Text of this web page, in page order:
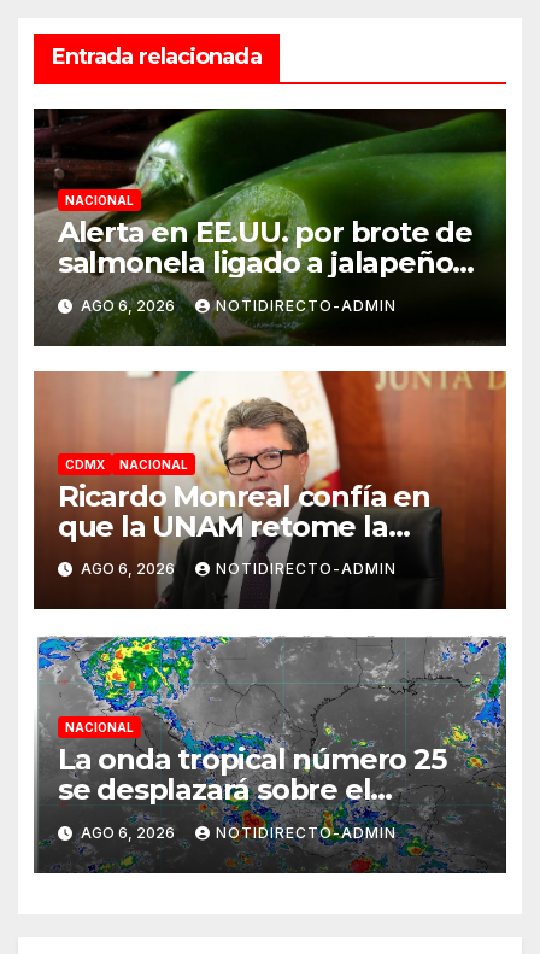
Entrada relacionada
NACIONAL
Alerta en EE.UU. por brote de
salmonela ligado a jalapeños
mexicanos; reportan 345
casos
AGO 6, 2026 NOTIDIRECTO-ADMIN
CDMX NACIONAL
Ricardo Monreal confía en
que la UNAM retome la
normalidad e inicie el
semestre mediante el diálogo
AGO 6, 2026 NOTIDIRECTO-ADMIN
NACIONAL
La onda tropical número 25
se desplazará sobre el
sureste mexicano
AGO 6, 2026 NOTIDIRECTO-ADMIN